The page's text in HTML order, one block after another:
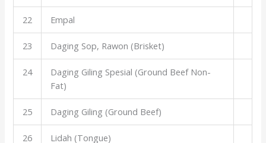
22 Empal
23 Daging Sop, Rawon (Brisket)
24
Daging Giling Spesial (Ground Beef Non-
Fat)
25 Daging Giling (Ground Beef)
26 Lidah (Tongue)